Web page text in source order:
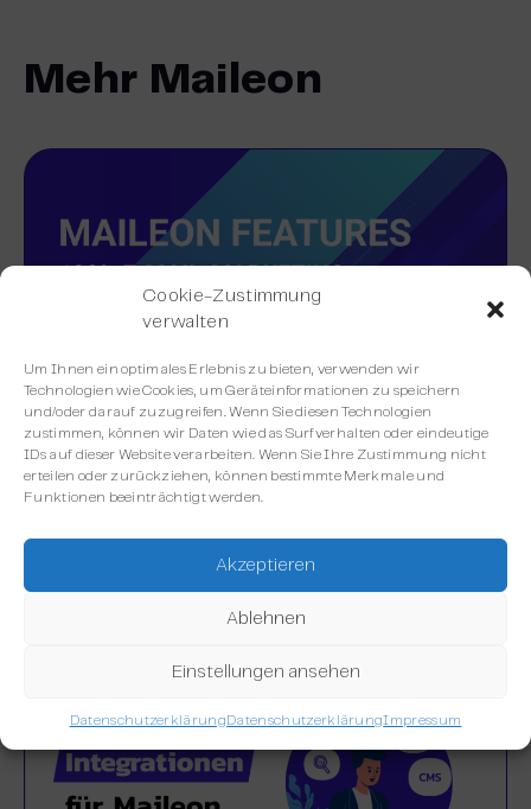
Cookie-Zustimmung
verwalten
Um Ihnen ein optimales Erlebnis zu bieten, verwenden wir
Technologien wie Cookies, um Geräteinformationen zu speichern
und/oder darauf zuzugreifen. Wenn Sie diesen Technologien
zustimmen, können wir Daten wie das Surfverhalten oder eindeutige
IDs auf dieser Website verarbeiten. Wenn Sie Ihre Zustimmung nicht
erteilen oder zurückziehen, können bestimmte Merkmale und
Funktionen beeinträchtigt werden.
Akzeptieren
Ablehnen
Einstellungen ansehen
DatenschutzerklärungDatenschutzerklärungImpressum
Mehr Maileon